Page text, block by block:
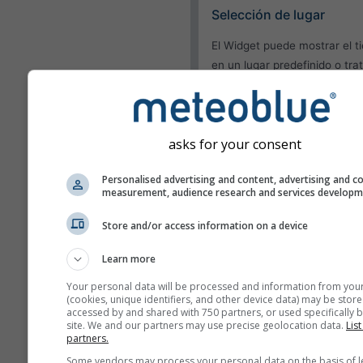
Selección de lugar
El Widget puede mostrar el
en un lugar predefinido o
visitantes en su sitio.
Utilizar el lugar actual
Detectar lugar del
Apariencia
Servicios adicionales
Más datos meteorológicos
asks for your consent
Personalised advertising and content, advertising and
measurement, audience research and services
Store and/or access information on a device
Learn more
Your personal data will be processed and information from
(cookies, unique identifiers, and other device data) may be
accessed by and shared with 750 partners, or used specifically
site. We and our partners may use precise geolocation data.
partners.